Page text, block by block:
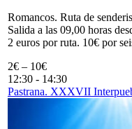
Romancos. Ruta de
Salida a las 09,00 horas
2 euros por ruta. 10€ por
2€ – 10€
12:30 - 14:30
Pastrana. XXXVII